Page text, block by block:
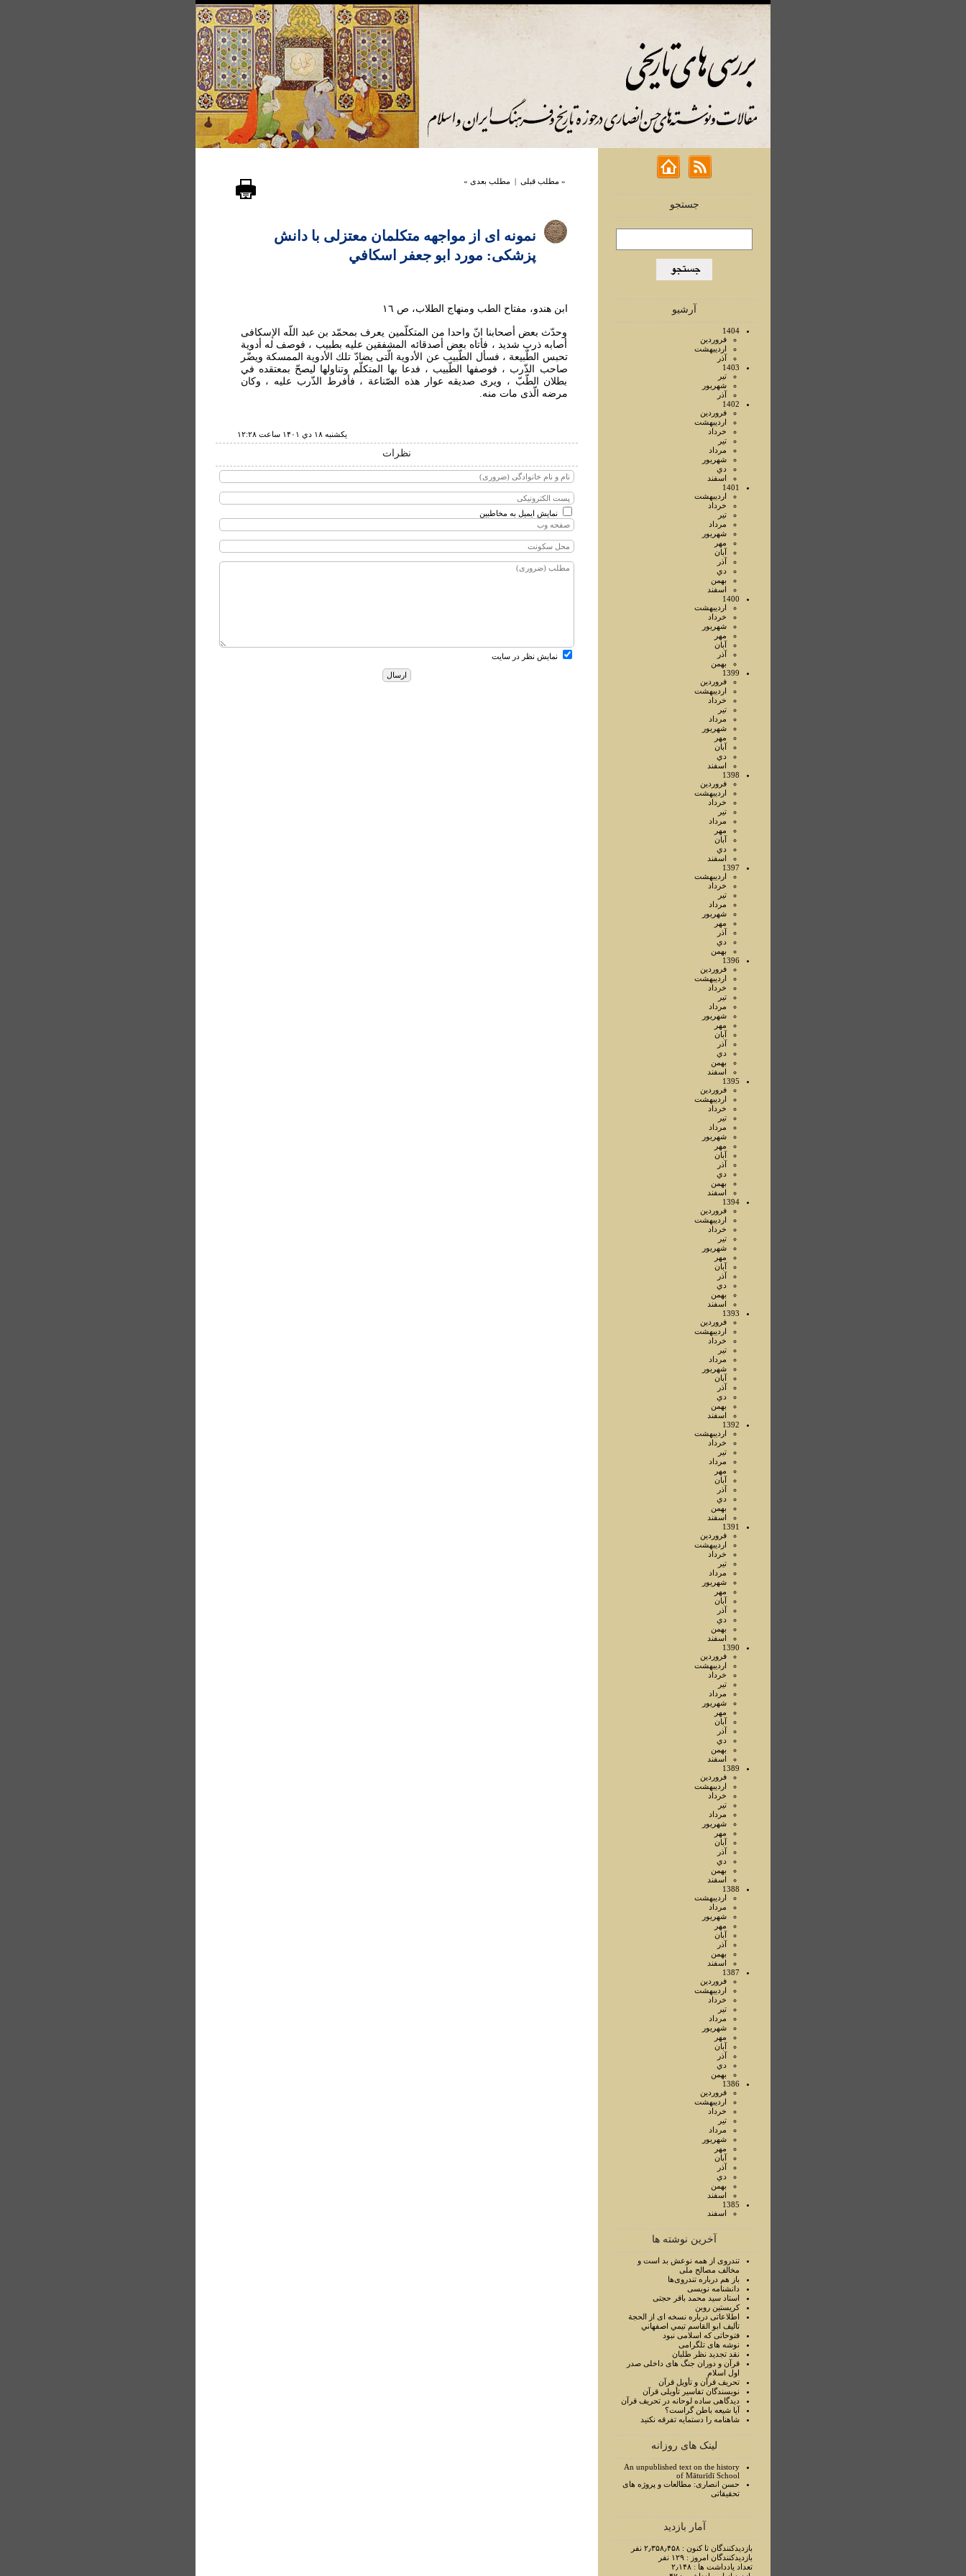
جستجو
آرشیو
1404
فروردين
ارديبهشت
آذر
1403
تير
شهريور
آذر
1402
فروردين
ارديبهشت
خرداد
تير
مرداد
شهريور
دي
اسفند
1401
ارديبهشت
خرداد
تير
مرداد
شهريور
مهر
آبان
آذر
دي
بهمن
اسفند
1400
ارديبهشت
خرداد
شهريور
مهر
آبان
آذر
بهمن
1399
فروردين
ارديبهشت
خرداد
تير
مرداد
شهريور
مهر
آبان
دي
اسفند
1398
فروردين
ارديبهشت
خرداد
تير
مرداد
مهر
آبان
دي
اسفند
1397
ارديبهشت
خرداد
تير
مرداد
شهريور
مهر
آذر
دي
بهمن
1396
فروردين
ارديبهشت
خرداد
تير
مرداد
شهريور
مهر
آبان
آذر
دي
بهمن
اسفند
1395
فروردين
ارديبهشت
خرداد
تير
مرداد
شهريور
مهر
آبان
آذر
دي
بهمن
اسفند
1394
فروردين
ارديبهشت
خرداد
تير
شهريور
مهر
آبان
آذر
دي
بهمن
اسفند
1393
فروردين
ارديبهشت
خرداد
تير
مرداد
شهريور
آبان
آذر
دي
بهمن
اسفند
1392
ارديبهشت
خرداد
تير
مرداد
مهر
آبان
آذر
دي
بهمن
اسفند
1391
فروردين
ارديبهشت
خرداد
تير
مرداد
شهريور
مهر
آبان
آذر
دي
بهمن
اسفند
1390
فروردين
ارديبهشت
خرداد
تير
مرداد
شهريور
مهر
آبان
آذر
دي
بهمن
اسفند
1389
فروردين
ارديبهشت
خرداد
تير
مرداد
شهريور
مهر
آبان
آذر
دي
بهمن
اسفند
1388
ارديبهشت
مرداد
شهريور
مهر
آبان
آذر
بهمن
اسفند
1387
فروردين
ارديبهشت
خرداد
تير
مرداد
شهريور
مهر
آبان
آذر
دي
بهمن
1386
فروردين
ارديبهشت
خرداد
تير
مرداد
شهريور
مهر
آبان
آذر
دي
بهمن
اسفند
1385
اسفند
آخرین نوشته ها
تندروی از همه نوعش بد است و
مخالف مصالح ملی
باز هم درباره تندروی‌ها
دانشنامه نویسی
استاد سيد محمد باقر حجتی
کریستین روبن
اطلاعاتی درباره نسخه ای از الحجة
تأليف ابو القاسم تيمي اصفهاني
فتوحاتی که اسلامی نبود
نوشه های تلگرامی
نقد تجدید نظر طلبان
قرآن و دوران جنگ های داخلی صدر
اول اسلام
تحريف قرآن و تأويل قرآن
نويسندگان تفاسير تأويلی قرآن
ديدگاهی ساده لوحانه در تحريف قرآن
آيا شيعه باطن گراست؟
شاهنامه را دستمايه تفرقه نکنيد
لینک های روزانه
An unpublished text on the history
of Māturīdī School
حسن انصاری: مطالعات و پروژه های
تحقیقاتی
آمار بازدید
بازدیدکنندگان تا کنون : ۲٫۳۵۸٫۴۵۸ نفر
بازدیدکنندگان امروز : ۱۲۹ نفر
تعداد یادداشت ها : ۲٫۱۴۸
« مطلب قبلی | مطلب بعدی »
نمونه ای از مواجهه متکلمان معتزلی با دانش
پزشکی: مورد ابو جعفر اسکافي
ابن هندو، مفتاح الطب ومنهاج الطلاب، ص ١٦
وحدّث بعض أصحابنا انّ واحدا من المتكلّمين يعرف بمحمّد بن عبد اللّه الإسكافى
أصابه ذرب شديد ، فأتاه بعض أصدقائه المشفقين عليه بطبيب ، فوصف له أدوية
تحبس الطّبيعة ، فسأل الطّبيب عن الأدوية الّتى يضادّ تلك الأدوية الممسكة ويضّر
صاحب الذّرب ، فوصفها الطّبيب ، فدعا بها المتكلّم وتناولها ليصحّ بمعتقده في
بطلان الطّبّ ، ويرى صديقه عوار هذه الصّناعة ، فأفرط الذّرب عليه ، وكان
مرضه الّذى مات منه.
يكشنبه ۱۸ دي ۱۴۰۱ ساعت ۱۲:۲۸
نظرات
نمایش ایمیل به مخاطبین
نمایش نظر در سایت